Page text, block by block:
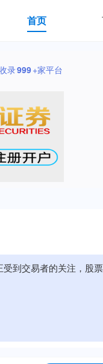
首页
录999+家平台
到交易者的关注，股